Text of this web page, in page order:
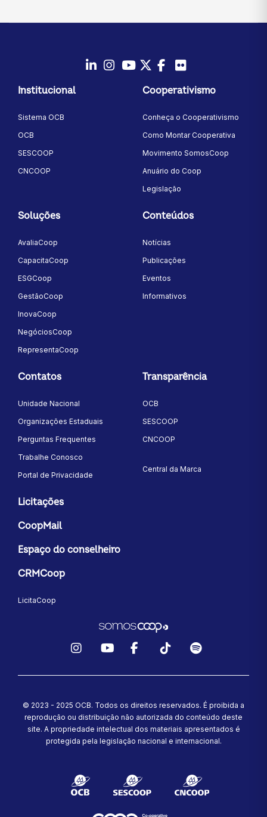
Instagram
YoutubeTwitter/X
Facebook
Institucional
Sistema OCB
OCB
SESCOOP
CNCOOP
Cooperativismo
Conheça o Cooperativismo
Como Montar Cooperativa
Movimento SomosCoop
Anuário do Coop
Legislação
Soluções
AvaliaCoop
CapacitaCoop
ESGCoop
GestãoCoop
InovaCoop
NegóciosCoop
RepresentaCoop
Conteúdos
Notícias
Publicações
Eventos
Informativos
Contatos
Unidade Nacional
Organizações Estaduais
Perguntas Frequentes
Trabalhe Conosco
Portal de Privacidade
Transparência
OCB
SESCOOP
CNCOOP
Central da Marca
Licitações
CoopMail
Espaço do conselheiro
CRMCoop
LicitaCoop
© 2023 - 2025 OCB. Todos os direitos reservados. É proibida a
reprodução ou distribuição não autorizada do conteúdo deste
site. A propriedade intelectual dos materiais apresentados é
protegida pela legislação nacional e internacional.